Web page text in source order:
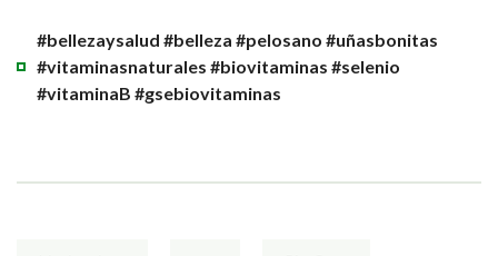
#bellezaysalud #belleza #pelosano #uñasbonitas
#vitaminasnaturales #biovitaminas #selenio
#vitaminaB #gsebiovitaminas